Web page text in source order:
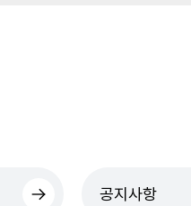
공지사항